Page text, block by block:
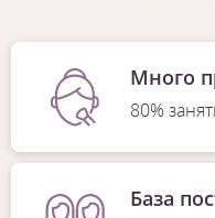
Много
80%
База